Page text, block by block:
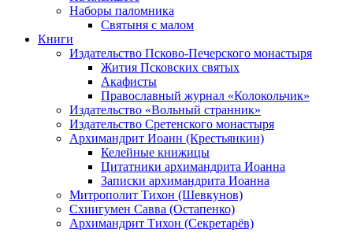
Наборы паломника
Святыня с малом
Книги
Издательство Псково-Печерского монастыря
Жития Псковских святых
Акафисты
Православный журнал «Колокольчик»
Издательство «Вольный странник»
Издательство Сретенского монастыря
Архимандрит Иоанн (Крестьянкин)
Келейные книжицы
Цитатники архимандрита Иоанна
Записки архимандрита Иоанна
Митрополит Тихон (Шевкунов)
Схиигумен Савва (Остапенко)
Архимандрит Тихон (Секретарёв)